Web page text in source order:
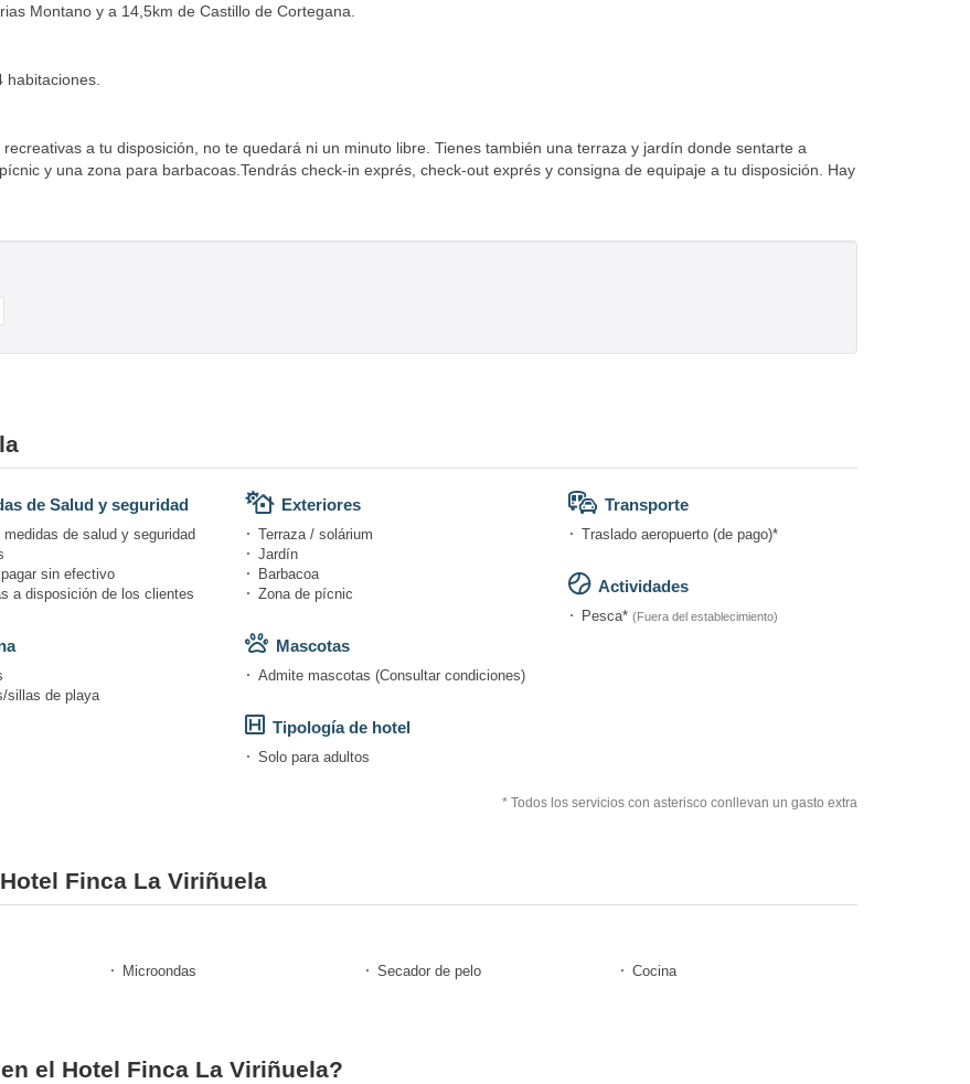
Montano y a 14,5km de Castillo de Cortegana.
a tu disposición, no te quedará ni un minuto libre. Tienes también una terraza y jardín donde sentarte a
y una zona para barbacoas.Tendrás check-in exprés, check-out exprés y consigna de equipaje a tu disposición. Hay
de Salud y seguridad
de salud y seguridad
sin efectivo
a disposición de los clientes
sillas de playa
Exteriores
Terraza / solárium
Jardín
Barbacoa
Zona de pícnic
Mascotas
Admite mascotas (Consultar condiciones)
Tipología de hotel
Solo para adultos
Transporte
Traslado aeropuerto (de pago)*
Actividades
Pesca* (Fuera del establecimiento)
* Todos los servicios con asterisco conllevan un gasto extra
Finca La Viriñuela
Microondas Secador de pelo
Cocina
el Hotel Finca La Viriñuela?